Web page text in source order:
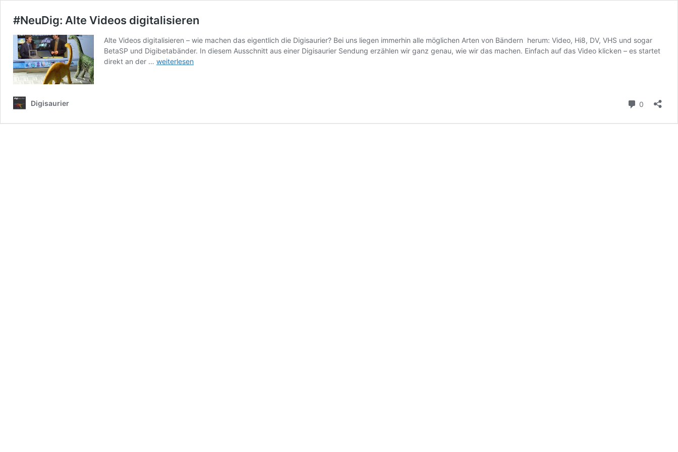
#NeuDig: Alte Videos digitalisieren
Alte Videos digitalisieren – wie machen das eigentlich die Digisaurier? Bei uns liegen immerhin alle möglichen Arten von Bändern herum: Video, Hi8, DV, VHS und sogar
BetaSP und Digibetabänder. In diesem Ausschnitt aus einer Digisaurier Sendung erzählen wir ganz genau, wie wir das machen. Einfach auf das Video klicken – es startet
direkt an der … #NeuDig:
weiterlesen
Digisaurier 0